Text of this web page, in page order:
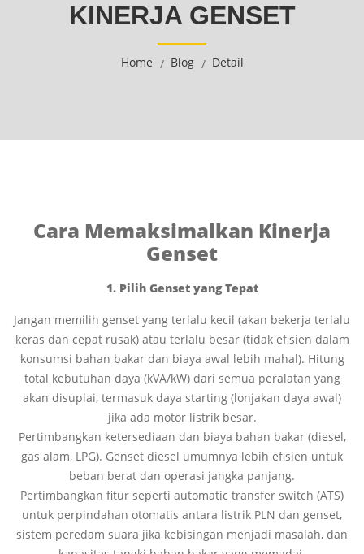
KINERJA GENSET
Home Blog Detail
Cara Memaksimalkan Kinerja
Genset
1. Pilih Genset yang Tepat
Jangan memilih genset yang terlalu kecil (akan bekerja terlalu
keras dan cepat rusak) atau terlalu besar (tidak efisien dalam
konsumsi bahan bakar dan biaya awal lebih mahal). Hitung
total kebutuhan daya (kVA/kW) dari semua peralatan yang
akan disuplai, termasuk daya starting (lonjakan daya awal)
jika ada motor listrik besar.
Pertimbangkan ketersediaan dan biaya bahan bakar (diesel,
gas alam, LPG). Genset diesel umumnya lebih efisien untuk
beban berat dan operasi jangka panjang.
Pertimbangkan fitur seperti automatic transfer switch (ATS)
untuk perpindahan otomatis antara listrik PLN dan genset,
sistem peredam suara jika kebisingan menjadi masalah, dan